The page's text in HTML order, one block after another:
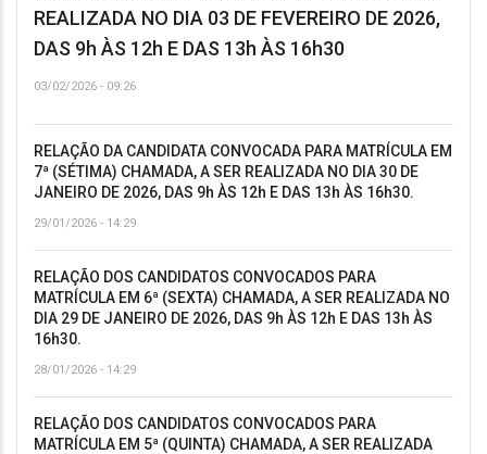
REALIZADA NO DIA 03 DE FEVEREIRO DE 2026,
DAS 9h ÀS 12h E DAS 13h ÀS 16h30
03/02/2026 - 09:26
RELAÇÃO DA CANDIDATA CONVOCADA PARA MATRÍCULA EM
7ª (SÉTIMA) CHAMADA, A SER REALIZADA NO DIA 30 DE
JANEIRO DE 2026, DAS 9h ÀS 12h E DAS 13h ÀS 16h30.
29/01/2026 - 14:29
RELAÇÃO DOS CANDIDATOS CONVOCADOS PARA
MATRÍCULA EM 6ª (SEXTA) CHAMADA, A SER REALIZADA NO
DIA 29 DE JANEIRO DE 2026, DAS 9h ÀS 12h E DAS 13h ÀS
16h30.
28/01/2026 - 14:29
RELAÇÃO DOS CANDIDATOS CONVOCADOS PARA
MATRÍCULA EM 5ª (QUINTA) CHAMADA, A SER REALIZADA